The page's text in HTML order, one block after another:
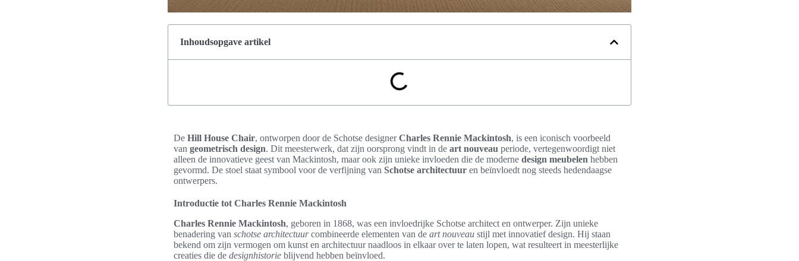
Inhoudsopgave artikel
De Hill House Chair, ontworpen door de Schotse designerCharles Rennie Mackintosh, is een iconisch voorbeeld
van geometrisch design. Dit meesterwerk, dat zijn oorsprong vindt in de art nouveau periode, vertegenwoordigt niet
alleen de innovatieve geest van Mackintosh, maar ook zijn unieke invloeden die de moderne design meubelen hebben
gevormd. De stoel staat symbool voor de verfijning van Schotse architectuur en beïnvloedt nog steeds hedendaagse
ontwerpers.
Introductie tot Charles Rennie Mackintosh
Charles Rennie Mackintosh, geboren in 1868, was een invloedrijke Schotse architect en ontwerper. Zijn unieke
benadering van schotse architectuurcombineerde elementen van de art nouveau stijl met innovatief design. Hij staan
bekend om zijn vermogen om kunst en architectuur naadloos in elkaar over te laten lopen, wat resulteert in meesterlijke
creaties die de designhistorie blijvend hebben beïnvloed.